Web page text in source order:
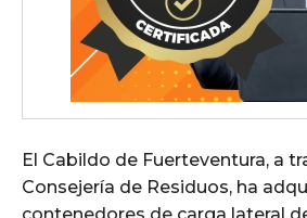
El Cabildo de Fuerteventura, a
Consejería de Residuos, ha